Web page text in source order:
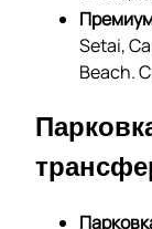
Setai,
Beach.